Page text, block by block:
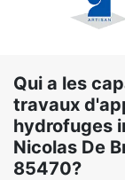
Qui a les
travaux
hydrofuges
Nicolas De
85470?